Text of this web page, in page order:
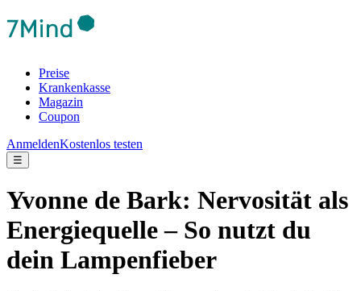
Preise
Krankenkasse
Magazin
Coupon
AnmeldenKostenlos testen
☰
Yvonne de Bark: Nervosität als
Energiequelle – So nutzt du
dein Lampenfieber